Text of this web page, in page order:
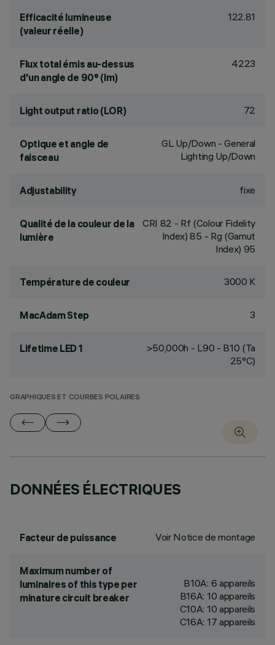
Efficacité lumineuse
(valeur réelle)
122.81
Flux total émis au-dessus
d'un angle de 90° (lm)
4223
Light output ratio (LOR) 72
Optique et angle de
faisceau
GL Up/Down - General
Lighting Up/Down
Adjustability fixe
Qualité de la couleur de la
lumière
CRI 82 - Rf (Colour Fidelity
Index) 85 - Rg (Gamut
Index) 95
Température de couleur 3000 K
MacAdam Step 3
Lifetime LED 1
>50,000h - L90 - B10 (Ta
25°C)
GRAPHIQUES ET COURBES POLAIRES
DONNÉES ÉLECTRIQUES
Facteur de puissance Voir Notice de montage
Maximum number of
luminaires of this type per
minature circuit breaker
B10A: 6 appareils
B16A: 10 appareils
C10A: 10 appareils
C16A: 17 appareils